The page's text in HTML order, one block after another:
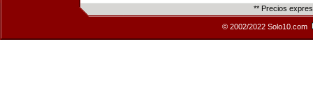
** Precios
© 2002/2022 Solo10.com